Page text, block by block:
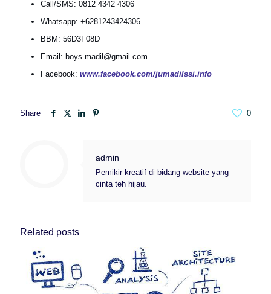
Call/SMS: 0812 4342 4306
Whatsapp: +6281243424306
BBM: 56D3F08D
Email: boys.madil@gmail.com
Facebook: www.facebook.com/jumadilssi.info
Share 0
admin
Pemikir kreatif di bidang website yang
cinta teh hijau.
Related posts